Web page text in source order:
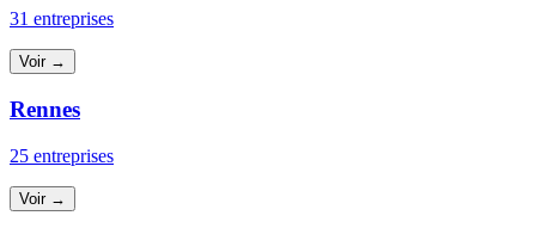
31 entreprises
Voir →
Rennes
25 entreprises
Voir →